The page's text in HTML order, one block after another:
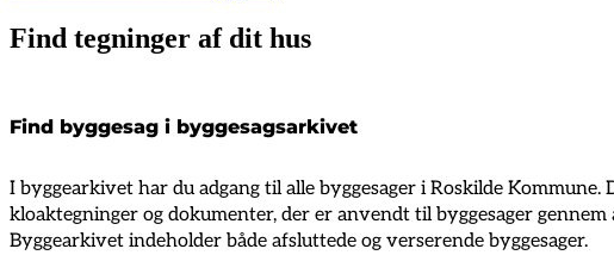
Find tegninger af dit hus
Find byggesag i byggesagsarkivet
I byggearkivet har du adgang til alle byggesager i Roskilde Kommune.
kloaktegninger og dokumenter, der er anvendt til byggesager gennem